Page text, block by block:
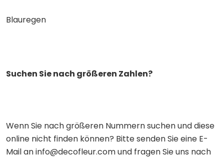
Blauregen
Suchen Sie nach größeren Zahlen?
Wenn Sie nach größeren Nummern suchen und diese
online nicht finden können? Bitte senden Sie eine E-
Mail an info@decofleur.com und fragen Sie uns nach